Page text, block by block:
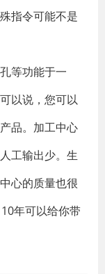
指令可能不是
等功能于一
以说，您可以
品。加工中心
工输出少。生
心的质量也很
年可以给你带